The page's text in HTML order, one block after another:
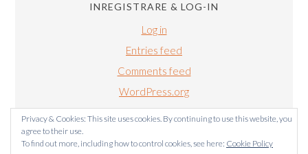
INREGISTRARE & LOG-IN
Log in
Entries feed
Comments feed
WordPress.org
Privacy & Cookies: This site uses cookies. By continuing to use this website, you
agree to their use.
To find out more, including how to control cookies, see here: Cookie Policy